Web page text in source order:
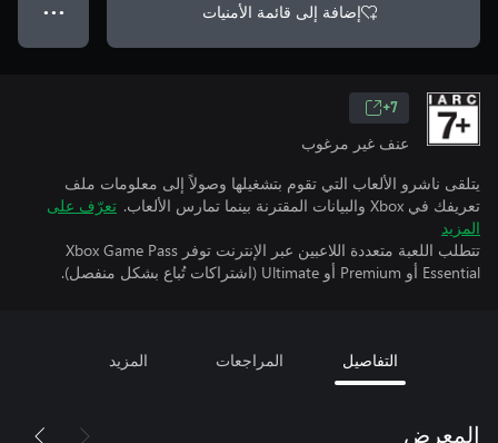
إضافة إلى قائمة الأمنيات ● ● ●
7+
عنف غير مرغوب
يتلقى ناشرو الألعاب التي تقوم بتشغيلها وصولاً إلى معلومات ملف
تعريفك في Xbox والبيانات المقترنة بينما تمارس الألعاب.
تعرّف على
المزيد
تتطلب اللعبة متعددة اللاعبين عبر الإنترنت توفر Xbox Game Pass
Essential أو Premium أو Ultimate (اشتراكات تُباع بشكل منفصل).
التفاصيل المراجعات المزيد
المعرض